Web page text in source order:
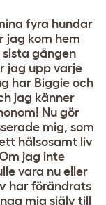
fyra hundar
jag kom hem
gången
jag upp varje
har Biggie och
jag känner
Nu gör
mig, som
hälsosamt liv
jag inte
vara nu eller
har förändrats
mig själv till